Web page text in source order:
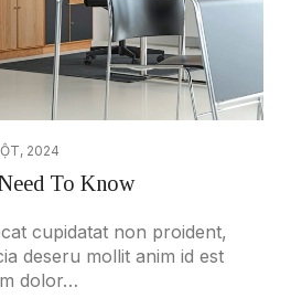
2024
To Know
cupidatat non proident,
deseru mollit anim id est
dolor…